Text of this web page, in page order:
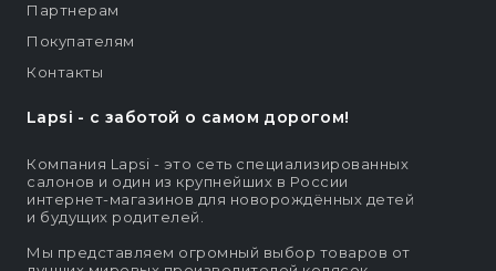
Lapsi - c заботой о самом дорогом!
Компания Lapsi - это сеть специализированных
салонов и один из крупнейших в России
интернет-магазинов для новорождённых детей
и будущих родителей.
Мы представляем огромный выбор товаров от
Партнерам
Покупателям
Контакты